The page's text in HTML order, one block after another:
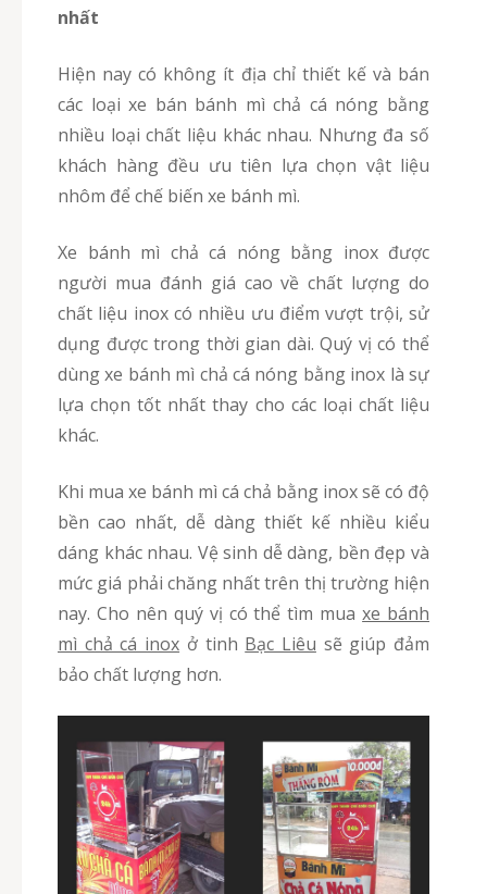
nhất
Hiện nay có không ít địa chỉ thiết kế và bán
các loại xe bán bánh mì chả cá nóng bằng
nhiều loại chất liệu khác nhau. Nhưng đa số
khách hàng đều ưu tiên lựa chọn vật liệu
nhôm để chế biến xe bánh mì.
Xe bánh mì chả cá nóng bằng inox được
người mua đánh giá cao về chất lượng do
chất liệu inox có nhiều ưu điểm vượt trội, sử
dụng được trong thời gian dài. Quý vị có thể
dùng xe bánh mì chả cá nóng bằng inox là sự
lựa chọn tốt nhất thay cho các loại chất liệu
khác.
Khi mua xe bánh mì cá chả bằng inox sẽ có độ
bền cao nhất, dễ dàng thiết kế nhiều kiểu
dáng khác nhau. Vệ sinh dễ dàng, bền đẹp và
mức giá phải chăng nhất trên thị trường hiện
nay. Cho nên quý vị có thể tìm muaxe bánh
mì chả cá inox ở tinh Bạc Liêu sẽ giúp đảm
bảo chất lượng hơn.